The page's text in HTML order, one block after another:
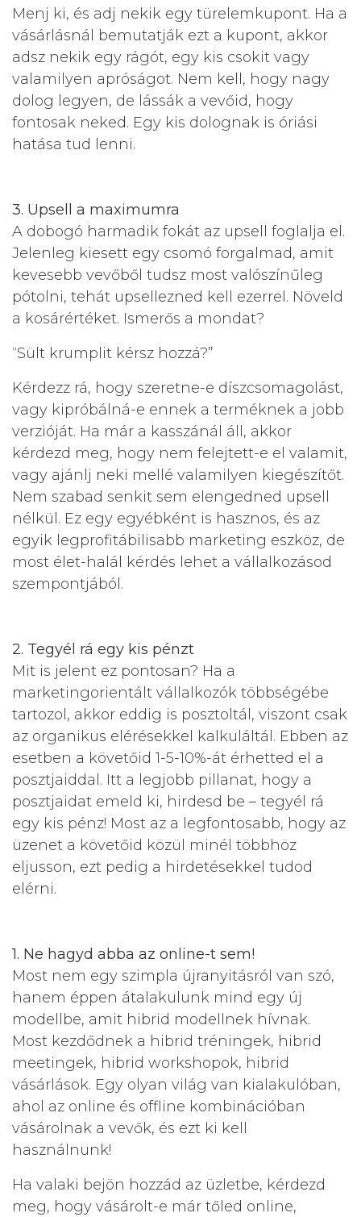
Menj ki, és adj nekik egy türelemkupont. Ha a
vásárlásnál bemutatják ezt a kupont, akkor
adsz nekik egy rágót, egy kis csokit vagy
valamilyen apróságot. Nem kell, hogy nagy
dolog legyen, de lássák a vevőid, hogy
fontosak neked. Egy kis dolognak is óriási
hatása tud lenni.
3. Upsell a maximumra
A dobogó harmadik fokát az upsell foglalja el.
Jelenleg kiesett egy csomó forgalmad, amit
kevesebb vevőből tudsz most valószínűleg
pótolni, tehát upsellezned kell ezerrel. Növeld
a kosárértéket. Ismerős a mondat?
“Sült krumplit kérsz hozzá?”
Kérdezz rá, hogy szeretne-e díszcsomagolást,
vagy kipróbálná-e ennek a terméknek a jobb
verzióját. Ha már a kasszánál áll, akkor
kérdezd meg, hogy nem felejtett-e el valamit,
vagy ajánlj neki mellé valamilyen kiegészítőt.
Nem szabad senkit sem elengedned upsell
nélkül. Ez egy egyébként is hasznos, és az
egyik legprofitábilisabb marketing eszköz, de
most élet-halál kérdés lehet a vállalkozásod
szempontjából.
2. Tegyél rá egy kis pénzt
Mit is jelent ez pontosan? Ha a
marketingorientált vállalkozók többségébe
tartozol, akkor eddig is posztoltál, viszont csak
az organikus elérésekkel kalkuláltál. Ebben az
esetben a követőid 1-5-10%-át érhetted el a
posztjaiddal. Itt a legjobb pillanat, hogy a
posztjaidat emeld ki, hirdesd be – tegyél rá
egy kis pénz! Most az a legfontosabb, hogy az
üzenet a követőid közül minél többhöz
eljusson, ezt pedig a hirdetésekkel tudod
elérni.
1. Ne hagyd abba az online-t sem!
Most nem egy szimpla újranyitásról van szó,
hanem éppen átalakulunk mind egy új
modellbe, amit hibrid modellnek hívnak.
Most kezdődnek a hibrid tréningek, hibrid
meetingek, hibrid workshopok, hibrid
vásárlások. Egy olyan világ van kialakulóban,
ahol az online és offline kombinációban
vásárolnak a vevők, és ezt ki kell
használnunk!
Ha valaki bejön hozzád az üzletbe, kérdezd
meg, hogy vásárolt-e már tőled online,